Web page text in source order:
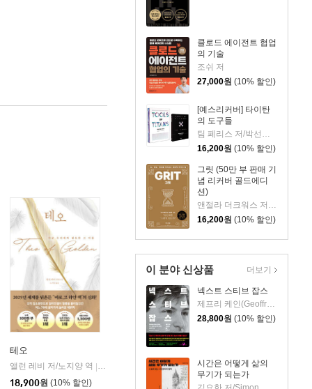
클로드 에이전트 협업
의 기술
조쉬 저
27,000원 (10% 할인)
[예스리커버] 타이탄
의 도구들
16,200원 (10% 할인)
그릿 (50만 부 판매 기
념 리커버 골드에디
션)
16,200원 (10% 할인)
이 분야 신상품
넥스트 스티브 잡스
28,800원 (10% 할인)
시간은 어떻게 삶의
무기가 되는가
더보기
테오
앨런 레비 저/노지양 역
오팬하우스
18,900원 (10% 할인)